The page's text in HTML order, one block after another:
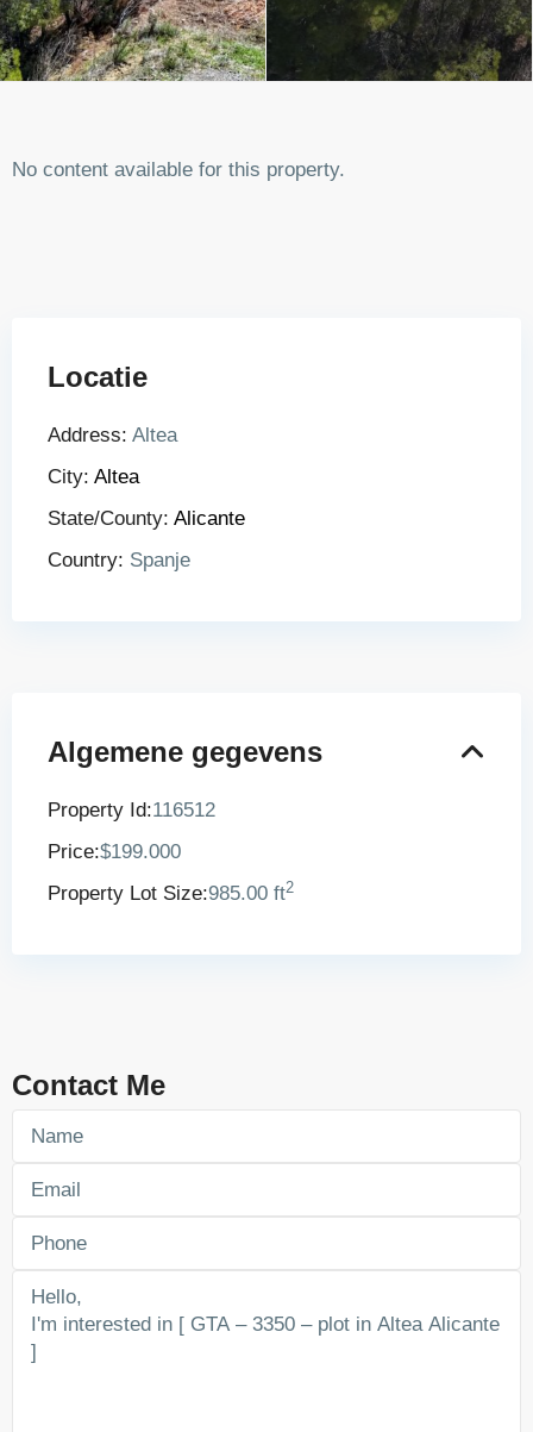
No content available for this property.
Locatie
Address: Altea
City: Altea
State/County: Alicante
Country: Spanje
Algemene gegevens
Property Id:116512
Price:$199.000
Property Lot Size:985.00 ft2
Contact Me